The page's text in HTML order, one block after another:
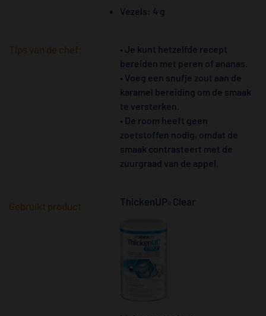
Vezels: 4 g
Tips van de chef:
• Je kunt hetzelfde recept
bereiden met peren of ananas.
• Voeg een snufje zout aan de
karamel bereiding om de smaak
te versterken.
• De room heeft geen
zoetstoffen nodig, omdat de
smaak contrasteert met de
zuurgraad van de appel.
Gebruikt product ThickenUP Clear